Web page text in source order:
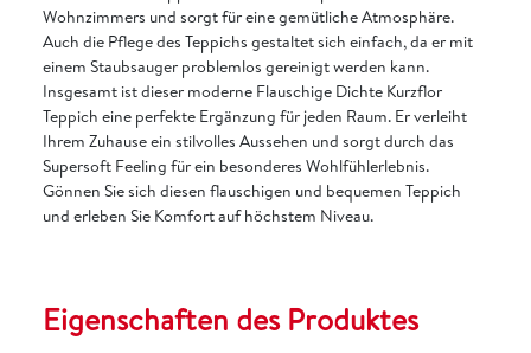
Wohnzimmers und sorgt für eine gemütliche Atmosphäre.
Auch die Pflege des Teppichs gestaltet sich einfach, da er mit
einem Staubsauger problemlos gereinigt werden kann.
Insgesamt ist dieser moderne Flauschige Dichte Kurzflor
Teppich eine perfekte Ergänzung für jeden Raum. Er verleiht
Ihrem Zuhause ein stilvolles Aussehen und sorgt durch das
Supersoft Feeling für ein besonderes Wohlfühlerlebnis.
Gönnen Sie sich diesen flauschigen und bequemen Teppich
und erleben Sie Komfort auf höchstem Niveau.
Eigenschaften des Produktes